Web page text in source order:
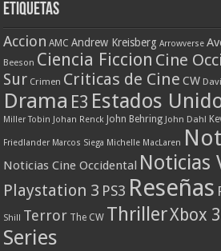
Etiquetas
Accion AMC Andrew Kreisberg Arrowverse
Beeson Ciencia Ficcion Cine
Sur Crimen Criticas de Cine CW
Drama E3 Estados
Miller Tobin
Johan Renck John Behring John Dahl
Friedlander Marcos Siega Michelle MacLaren
Noticias Cine Occidental Noticias
Playstation 3 PS3 Reseñas
Shill Terror The CW ThrillerXbox
Series